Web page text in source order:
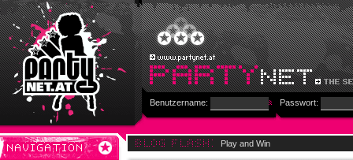
Benutzername: Passwort:
Play and Win